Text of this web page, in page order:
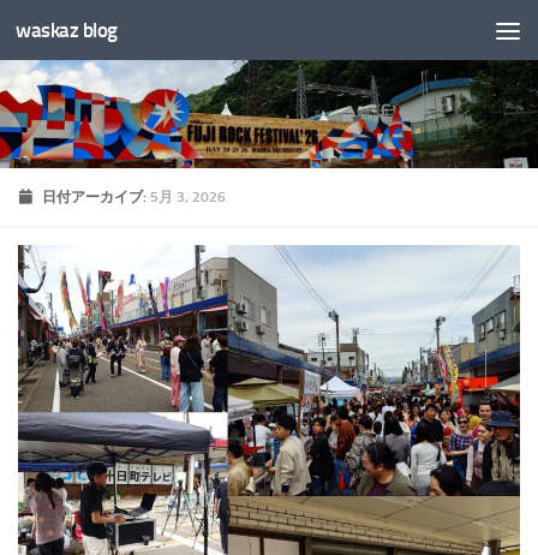
コンテンツへスキップ
waskaz blog
日付アーカイブ: 5月 3, 2026